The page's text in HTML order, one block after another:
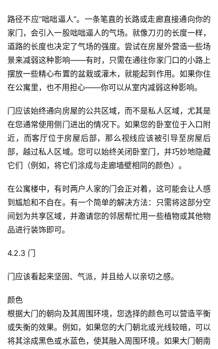
路径不应“咄咄逼人”。一条笔直的长路或走廊直接通向你的
家门，会引入一股咄咄逼人的气场。就像刀刃的长度一样，
道路的长度也决定了气场的强度。尝试在房屋外营造一些场
景来减弱这种影响——有时，只需在通往你家门口的小路上
摆放一些精心布置的盆栽或灌木，就能起到作用。如果你住
在公寓里，也不用担心——你可以从室内减弱这种影响。
门应该始终通向房屋的公共区域，而不是私人区域，尤其是
在您通常使用侧门进出的情况下。如果您的卧室位于入口附
近，而客厅位于房屋后部，那么视线应该被引导至房屋后
部，越过私人区域。您可以始终关闭卧室门，并巧妙地隐藏
它们（例如，将它们涂成与走廊墙壁相同的颜色）。
在公寓楼中，有时两户人家的门会正对着，这可能会让人感
到尴尬和不自在。有一个简单的解决方法：只需将这部分空
间划为共享区域，并邀请您的邻居帮忙用一些植物或其他物
品进行装饰即可。
4.2.3 门
门应该看起来坚固、气派，并且给人以亲切之感。
颜色
根据大门的朝向及其周围环境，您选择的颜色可以营造平衡
或失衡的效果。例如，如果您的大门朝北或光线较暗，可以
将其涂成黑色或水蓝色，使其融入周围环境。如果大门朝南